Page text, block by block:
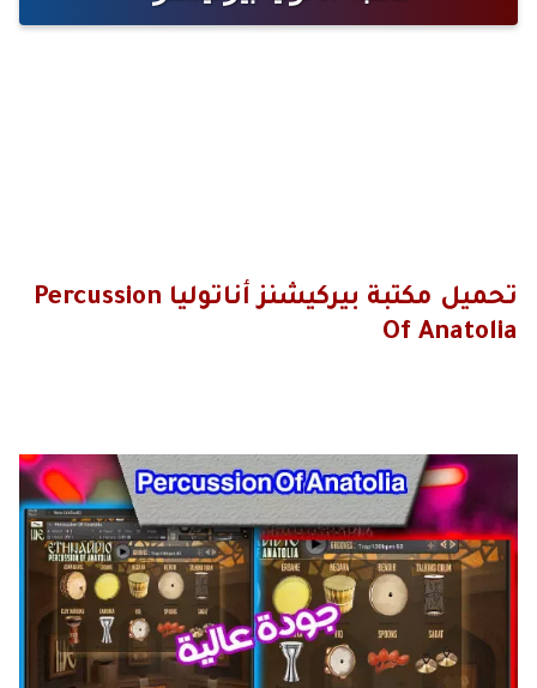
تحميل مكتبة بيركيشنز أناتوليا Percussion
Of Anatolia